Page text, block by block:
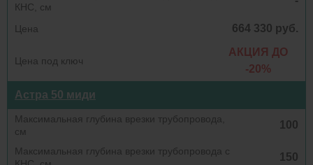
664 330 руб.
АКЦИЯ ДО
-20%
Астра 50 миди
100
150